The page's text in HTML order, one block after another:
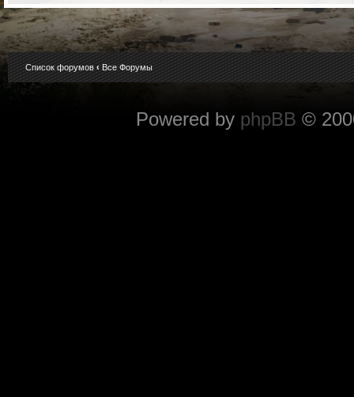
Список форумов ‹ Все Форумы
Powered by phpBB ©